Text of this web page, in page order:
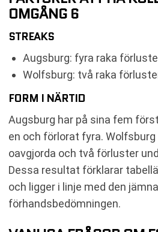
OMGÅNG 6
STREAKS
Augsburg: fyra raka
Wolfsburg: två raka
FORM I NÄRTID
Augsburg har på sina fem
en och förlorat fyra. Wolfsburg
oavgjorda och två förluster
Dessa resultat förklarar
och ligger i linje med den jämna
förhandsbedömningen.